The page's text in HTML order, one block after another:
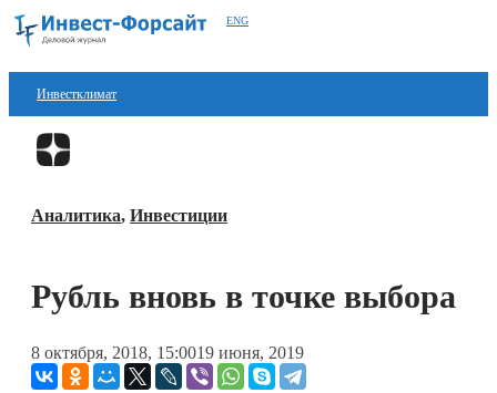
ENG
Инвестклимат
Финансы
Блокчейн
Технологии
ESG
Аналитика, Инвестиции
Рубль вновь в точке выбора
8 октября, 2018, 15:0019 июня, 2019